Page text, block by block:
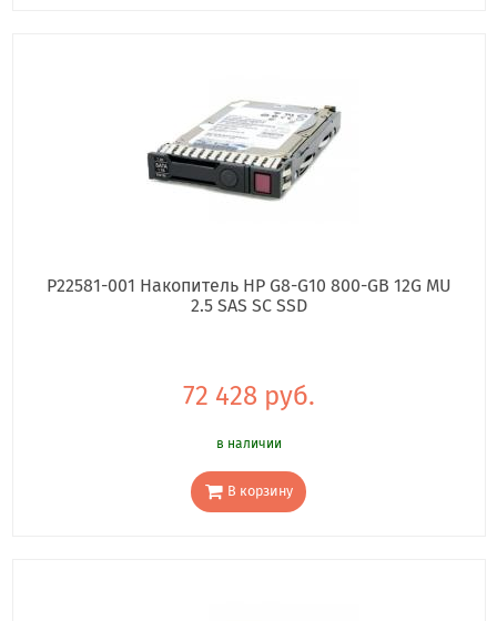
P22581-001 Накопитель HP G8-G10 800-GB 12G MU
2.5 SAS SC SSD
72 428 руб.
в наличии
В корзину